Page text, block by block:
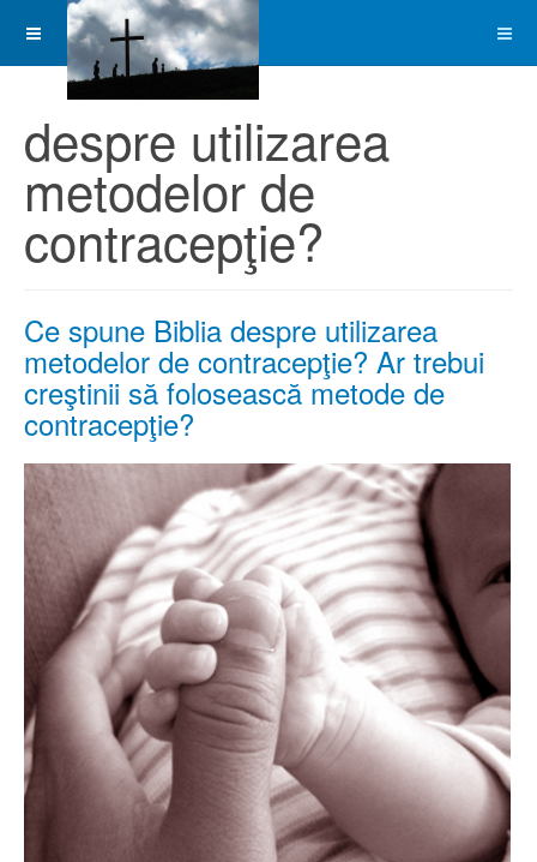
despre utilizarea
metodelor de
contracepţie?
Ce spune Biblia despre utilizarea
metodelor de contracepţie? Ar trebui
creştinii să folosească metode de
contracepţie?